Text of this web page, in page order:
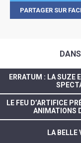
PARTAGER SUR
ERRATUM : LA SUZE
LE FEU D’ARTIFICE
ANIMATIONS
LA BELLE